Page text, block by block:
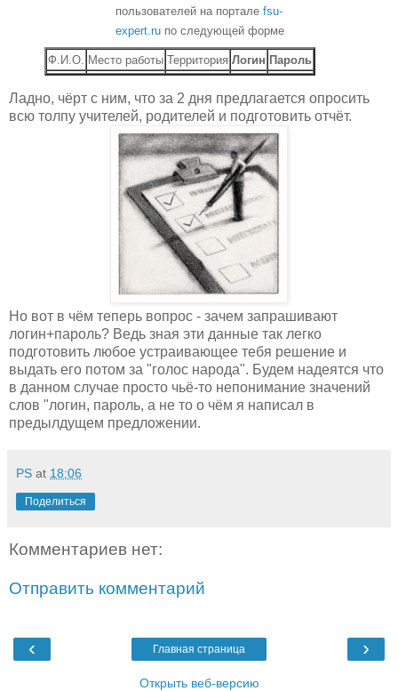
пользователей на портале fsu-
expert.ruпо следующей форме
Ф.И.О. Место работы Территория Логин Пароль
Ладно, чёрт с ним, что за 2 дня предлагается опросить
всю толпу учителей, родителей и подготовить отчёт.
Но вот в чём теперь вопрос - зачем запрашивают
логин+пароль? Ведь зная эти данные так легко
подготовить любое устраивающее тебя решение и
выдать его потом за "голос народа". Будем надеятся что
в данном случае просто чьё-то непонимание значений
слов "логин, пароль, а не то о чём я написал в
предылдущем предложении.
PS at 18:06
Поделиться
Комментариев нет:
Отправить комментарий
‹ ›
Главная страница
Открыть веб-версию